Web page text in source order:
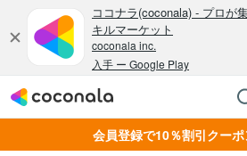
会員登録で10％割引クーポ